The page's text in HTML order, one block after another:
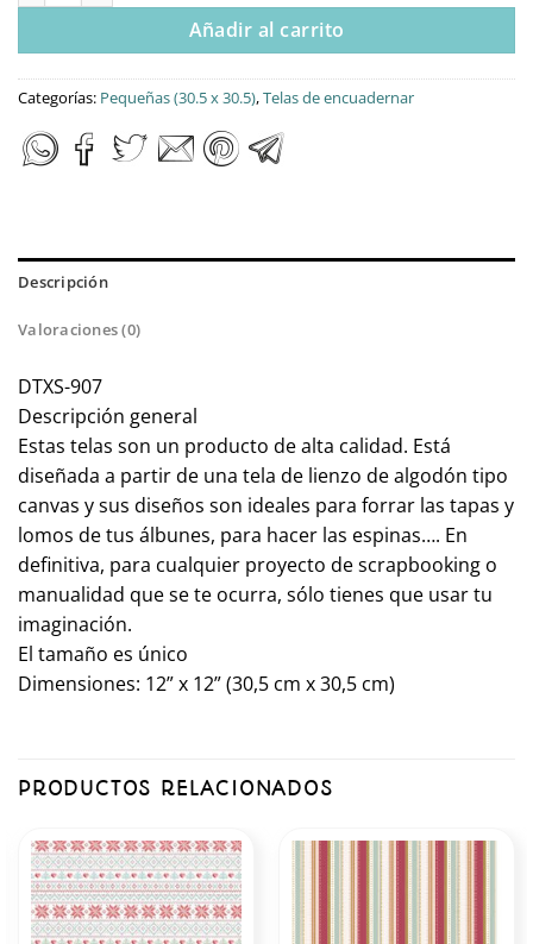
Añadir al carrito
Categorías: Pequeñas (30.5 x 30.5),Telas de encuadernar
Descripción
Valoraciones (0)
DTXS-907
Descripción general
Estas telas son un producto de alta calidad. Está
diseñada a partir de una tela de lienzo de algodón tipo
canvas y sus diseños son ideales para forrar las tapas y
lomos de tus álbunes, para hacer las espinas…. En
definitiva, para cualquier proyecto de scrapbooking o
manualidad que se te ocurra, sólo tienes que usar tu
imaginación.
El tamaño es único
Dimensiones: 12” x 12” (30,5 cm x 30,5 cm)
PRODUCTOS RELACIONADOS